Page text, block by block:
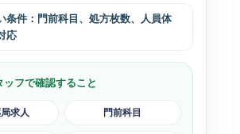
条件：門前科目、処方枚数、人員体
応
ッフで確認すること
求人 門前科目